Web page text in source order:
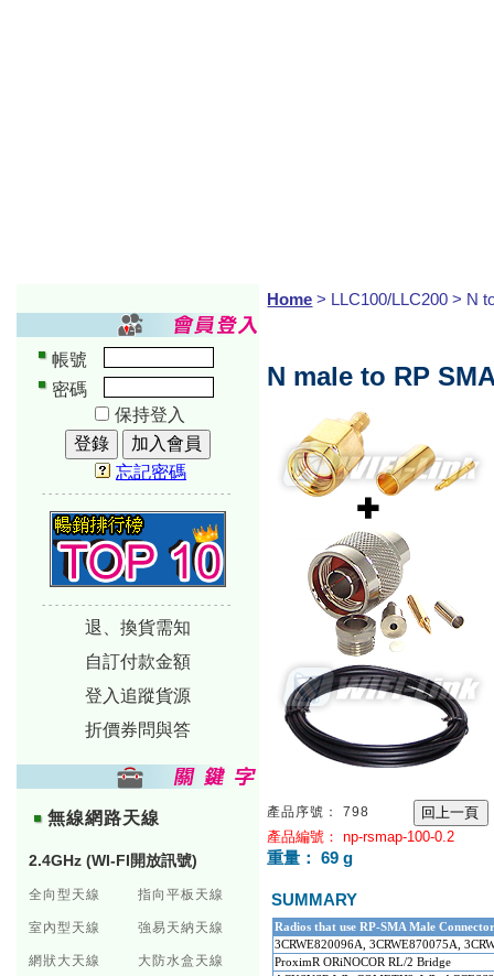
帳號
密碼
保持登入
忘記密碼
-----------------------------
-----------------------------
退、換貨需知
自訂付款金額
登入追蹤貨源
折價券問與答
無線網路天線
2.4GHz (WI-FI開放訊號)
全向型天線 指向平板天線
室內型天線 強易天納天線
網狀大天線 大防水盒天線
Home > LLC100/LLC200 > N
N male to RP
產品序號： 798
產品編號： np-rsmap-100-0.2
重量： 69 g
SUMMARY
Radios that use RP-SMA Male
3CRWE820096A, 3CRWE870075A,
ProximR ORiNOCOR RL/2 Bridge